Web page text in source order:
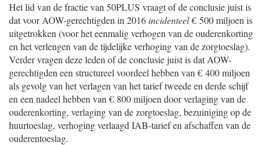
Het lid van de fractie van 50PLUS vraagt of de conclusie juist is
dat voor AOW-gerechtigden in 2016incidenteel€ 500 miljoen is
uitgetrokken (voor het eenmalig verhogen van de ouderenkorting
en het verlengen van de tijdelijke verhoging van de zorgtoeslag).
Verder vragen deze leden of de conclusie juist is dat AOW-
gerechtigden een structureel voordeel hebben van € 400 miljoen
als gevolg van het verlagen van het tarief tweede en derde schijf
en een nadeel hebben van € 800 miljoen door verlaging van de
ouderenkorting, verlaging van de zorgtoeslag, bezuiniging op de
huurtoeslag, verhoging verlaagd IAB-tarief en afschaffen van de
ouderentoeslag.